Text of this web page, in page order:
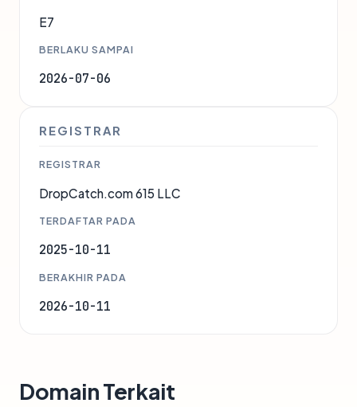
E7
BERLAKU SAMPAI
2026-07-06
REGISTRAR
REGISTRAR
DropCatch.com 615 LLC
TERDAFTAR PADA
2025-10-11
BERAKHIR PADA
2026-10-11
Domain Terkait